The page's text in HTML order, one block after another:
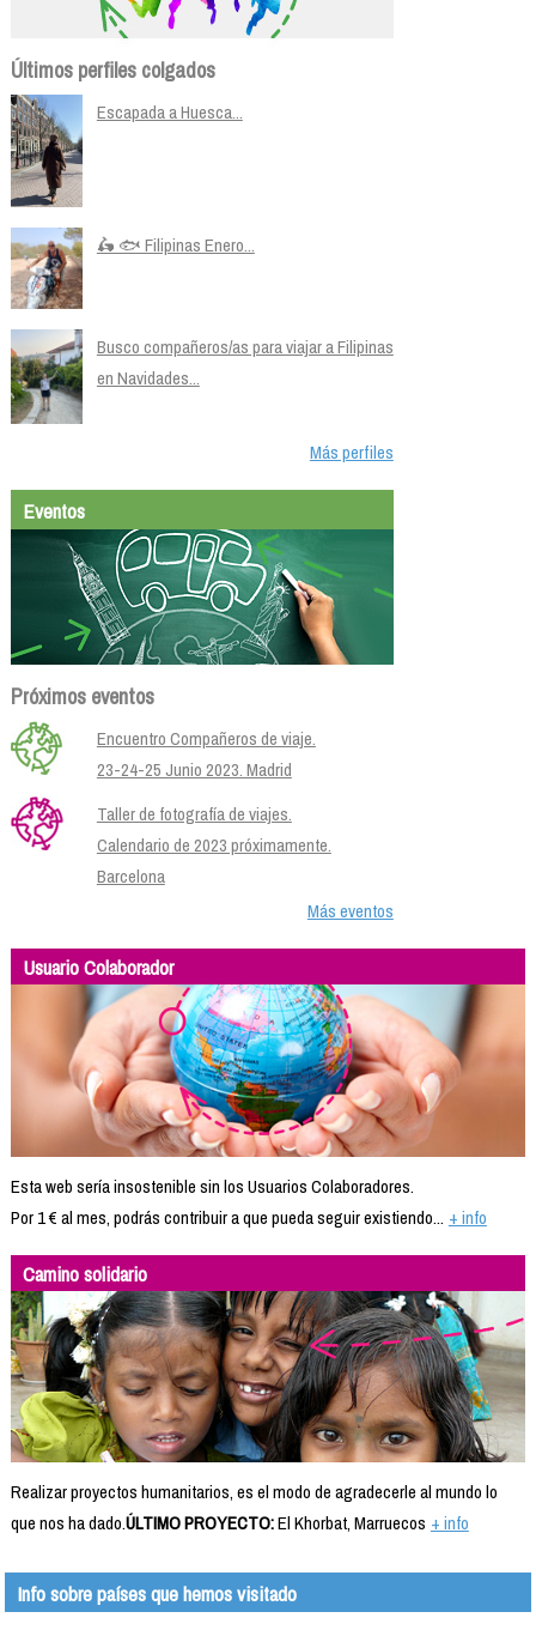
Últimos perfiles colgados
Escapada a Huesca...
🛵 🐟 Filipinas Enero...
Busco compañeros/as para viajar a Filipinas
en Navidades...
Más perfiles
Eventos
Próximos eventos
Encuentro Compañeros de viaje.
23-24-25 Junio 2023. Madrid
Taller de fotografía de viajes.
Calendario de 2023 próximamente.
Barcelona
Más eventos
Usuario Colaborador
Esta web sería insostenible sin los Usuarios Colaboradores.
Por 1 € al mes, podrás contribuir a que pueda seguir existiendo... + info
Camino solidario
Realizar proyectos humanitarios, es el modo de agradecerle al mundo lo
que nos ha dado.ÚLTIMO PROYECTO:El Khorbat, Marruecos + info
Info sobre países que hemos visitado